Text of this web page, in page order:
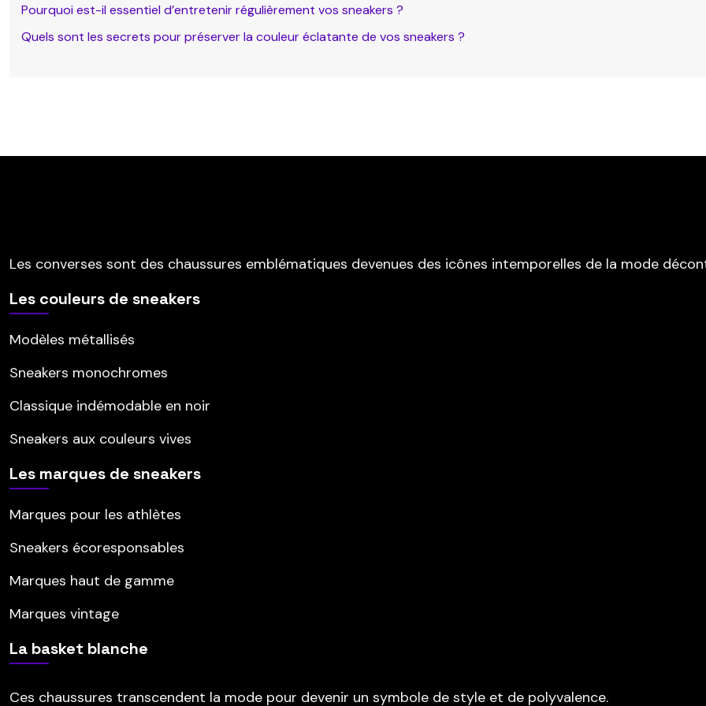
Pourquoi est-il essentiel d’entretenir régulièrement vos sneakers ?
Quels sont les secrets pour préserver la couleur éclatante de vos sneakers ?
Les converses sont des chaussures emblématiques devenues des icônes intemporelles de la mode
Les couleurs de sneakers
Modèles métallisés
Sneakers monochromes
Classique indémodable en noir
Sneakers aux couleurs vives
Les marques de sneakers
Marques pour les athlètes
Sneakers écoresponsables
Marques haut de gamme
Marques vintage
La basket blanche
Ces chaussures transcendent la mode pour devenir un symbole de style et de polyvalence.